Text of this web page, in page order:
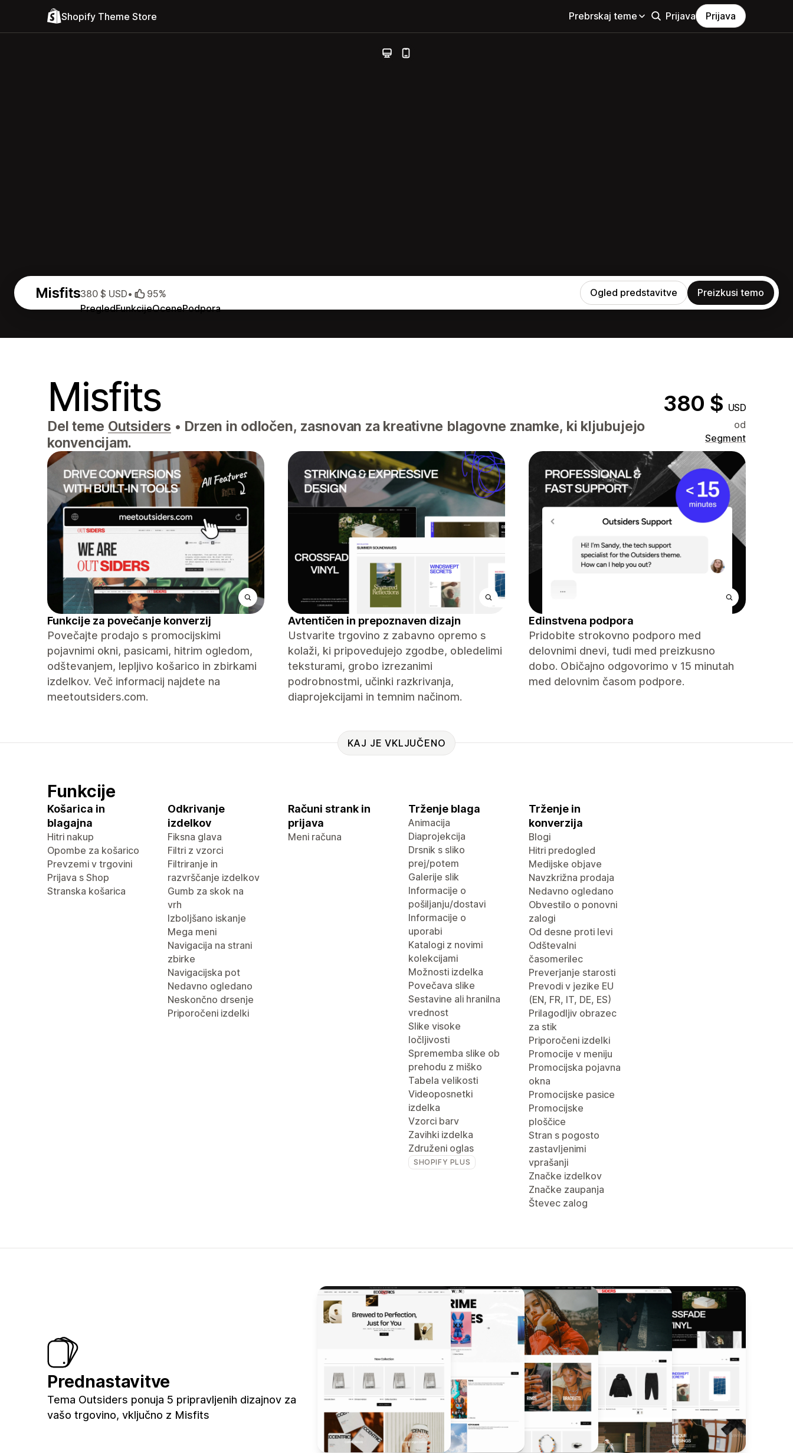
Shopify Theme Store Prebrskaj teme Prijava Prijava
Misfits
PregledFunkcijeOcenePodpora
380 $ USD• 95% Ogled predstavitve Preizkusi temo
Misfits 380 $ USD
Del teme Outsiders • Drzen in odločen, zasnovan za kreativne blagovne znamke, ki kljubujejo
konvencijam.
od
Segment
Funkcije za povečanje konverzij
Povečajte prodajo s promocijskimi
pojavnimi okni, pasicami, hitrim ogledom,
odštevanjem, lepljivo košarico in zbirkami
izdelkov. Več informacij najdete na
meetoutsiders.com.
Avtentičen in prepoznaven dizajn
Ustvarite trgovino z zabavno opremo s
kolaži, ki pripovedujejo zgodbe, obledelimi
teksturami, grobo izrezanimi
podrobnostmi, učinki razkrivanja,
diaprojekcijami in temnim načinom.
Edinstvena podpora
Pridobite strokovno podporo med
delovnimi dnevi, tudi med preizkusno
dobo. Običajno odgovorimo v 15 minutah
med delovnim časom podpore.
KAJ JE VKLJUČENO
Funkcije
Košarica in
blagajna
Hitri nakup
Opombe za košarico
Prevzemi v trgovini
Prijava s Shop
Stranska košarica
Odkrivanje
izdelkov
Fiksna glava
Filtri z vzorci
Filtriranje in
razvrščanje izdelkov
Gumb za skok na
vrh
Izboljšano iskanje
Mega meni
Navigacija na strani
zbirke
Navigacijska pot
Nedavno ogledano
Neskončno drsenje
Priporočeni izdelki
Računi strank in
prijava
Meni računa
Trženje blaga
Animacija
Diaprojekcija
Drsnik s sliko
prej/potem
Galerije slik
Informacije o
pošiljanju/dostavi
Informacije o
uporabi
Katalogi z novimi
kolekcijami
Možnosti izdelka
Povečava slike
Sestavine ali hranilna
vrednost
Slike visoke
ločljivosti
Sprememba slike ob
prehodu z miško
Tabela velikosti
Videoposnetki
izdelka
Vzorci barv
Zavihki izdelka
Združeni oglas
SHOPIFY PLUS
Trženje in
konverzija
Blogi
Hitri predogled
Medijske objave
Navzkrižna prodaja
Nedavno ogledano
Obvestilo o ponovni
zalogi
Od desne proti levi
Odštevalni
časomerilec
Preverjanje starosti
Prevodi v jezike EU
(EN, FR, IT, DE, ES)
Prilagodljiv obrazec
za stik
Priporočeni izdelki
Promocije v meniju
Promocijska pojavna
okna
Promocijske pasice
Promocijske
ploščice
Stran s pogosto
zastavljenimi
vprašanji
Značke izdelkov
Značke zaupanja
Števec zalog
Prednastavitve
Tema Outsiders ponuja 5 pripravljenih dizajnov za
vašo trgovino, vključno z Misfits